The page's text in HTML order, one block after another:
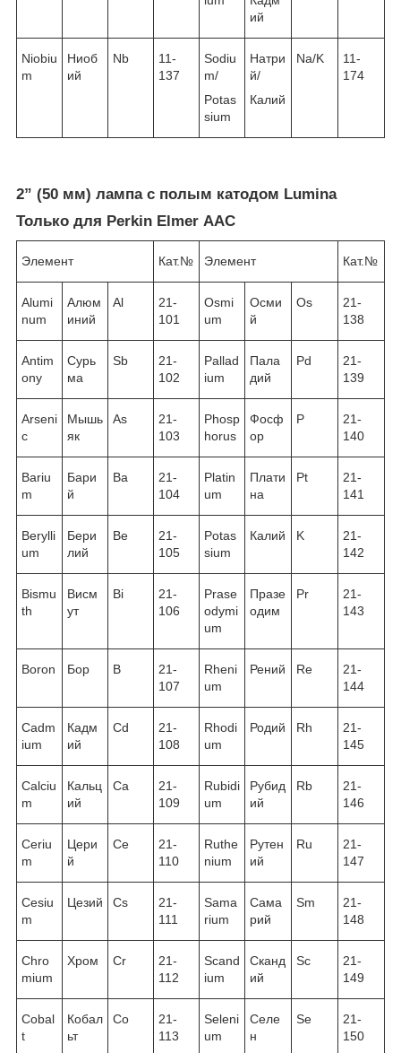
ий
Niobiu
m
Ниоб
ий
Nb
11-
137
Sodiu
m/
Potas
sium
Натри
й/
Калий
Na/K
11-
174
2” (50 мм) лампа с полым катодом Lumina
Только для Perkin Elmer ААС
Элемент Кат.№ Элемент Кат.№
Alumi
num
Алюм
иний
Al
21-
101
Osmi
um
Осми
й
Os
21-
138
Antim
ony
Сурь
ма
Sb
21-
102
Pallad
ium
Пала
дий
Pd
21-
139
Arseni
c
Мышь
як
As
21-
103
Phosp
horus
Фосф
ор
P
21-
140
Bariu
m
Бари
й
Ba
21-
104
Platin
um
Плати
на
Pt
21-
141
Berylli
um
Бери
лий
Be
21-
105
Potas
sium
Калий K
21-
142
Bismu
th
Висм
ут
Bi
21-
106
Prase
odymi
um
Празе
одим
Pr
21-
143
Boron Бор B
21-
107
Rheni
um
Рений Re
21-
144
Cadm
ium
Кадм
ий
Cd
21-
108
Rhodi
um
Родий Rh
21-
145
Calciu
m
Кальц
ий
Ca
21-
109
Rubidi
um
Рубид
ий
Rb
21-
146
Ceriu
m
Цери
й
Ce
21-
110
Ruthe
nium
Рутен
ий
Ru
21-
147
Cesiu
m
Цезий Cs
21-
111
Sama
rium
Сама
рий
Sm
21-
148
Chro
mium
Хром Cr
21-
112
Scand
ium
Сканд
ий
Sc
21-
149
Cobal
t
Кобал
ьт
Co
21-
113
Seleni
um
Селе
н
Se
21-
150